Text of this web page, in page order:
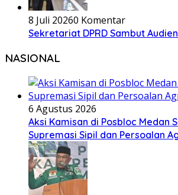
8 Juli 20260 Komentar
Sekretariat DPRD Sambut
NASIONAL
6 Agustus 2026
Aksi Kamisan di Posbloc Medan
Supremasi Sipil dan Persoalan